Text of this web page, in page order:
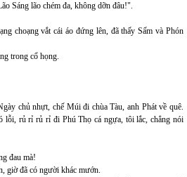
Sáng lão chém đa, không dỡn đâu!".
choạng vắt cái áo đứng lên, đã thấy Sấm và Phón
trong cổ họng.
chủ nhựt, chế Múi đi chùa Tàu, anh Phát về quê.
lỗi, rủ rỉ rủ rỉ đi Phú Thọ cá ngựa, tôi lắc, chẳng nói
đau mà!
giờ đã có người khác mướn.